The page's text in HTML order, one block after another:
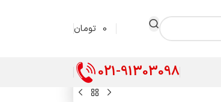
0 تومان
021-91303098